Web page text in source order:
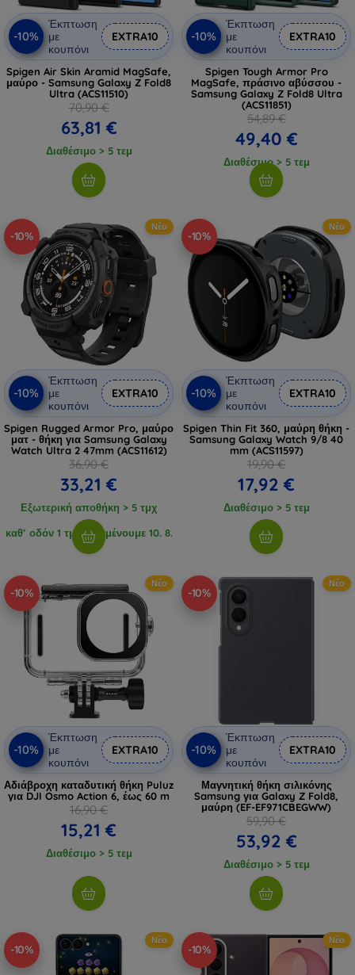
-10%
Έκπτωση
με
κουπόνι
EXTRA10
Spigen Air Skin Aramid MagSafe,
μαύρο - Samsung Galaxy Z Fold8
Ultra (ACS11510)
70,90 €
63,81 €
Διαθέσιμο > 5 τεμ
-10%
Έκπτωση
με
κουπόνι
EXTRA10
Spigen Tough Armor Pro
MagSafe, πράσινο αβύσσου -
Samsung Galaxy Z Fold8 Ultra
(ACS11851)
54,89 €
49,40 €
Διαθέσιμο > 5 τεμ
-10%
Νέο
-10%
Έκπτωση
με
κουπόνι
EXTRA10
Spigen Rugged Armor Pro, μαύρο
ματ - θήκη για Samsung Galaxy
Watch Ultra 2 47mm (ACS11612)
36,90 €
33,21 €
Εξωτερική αποθήκη > 5 τμχ
καθ’ οδόν 1 τμχ, αναμένουμε 10. 8.
2026
-10%
Νέο
-10%
Έκπτωση
με
κουπόνι
EXTRA10
Spigen Thin Fit 360, μαύρη θήκη -
Samsung Galaxy Watch 9/8 40
mm (ACS11597)
19,90 €
17,92 €
Διαθέσιμο > 5 τεμ
-10%
Νέο
-10%
Έκπτωση
με
κουπόνι
EXTRA10
Αδιάβροχη καταδυτική θήκη Puluz
για DJI Osmo Action 6, έως 60 m
16,90 €
15,21 €
Διαθέσιμο > 5 τεμ
-10%
Νέο
-10%
Έκπτωση
με
κουπόνι
EXTRA10
Μαγνητική θήκη σιλικόνης
Samsung για Galaxy Z Fold8,
μαύρη (EF-EF971CBEGWW)
59,90 €
53,92 €
Διαθέσιμο > 5 τεμ
-10%
Νέο
-10%
Νέο